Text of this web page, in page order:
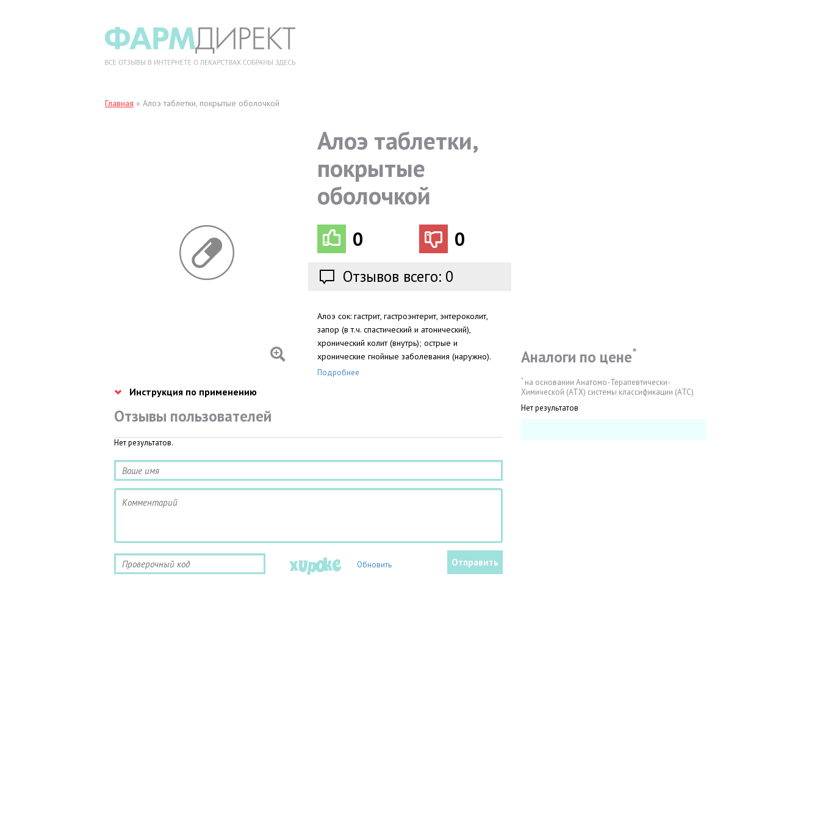
Главная » Алоэ таблетки, покрытые оболочкой
Алоэ таблетки,
покрытые
оболочкой
0 0
Отзывов всего: 0
Алоэ сок: гастрит, гастроэнтерит, энтероколит,
запор (в т.ч. спастический и атонический),
хронический колит (внутрь); острые и
хронические гнойные заболевания (наружно).
Подробнее
Инструкция по применению
Отзывы пользователей
Нет результатов.
Обновить
Аналоги по цене*
*на основании Анатомо-Терапевтически-
Химической (АТХ) системы классификации (АТС)
Нет результатов